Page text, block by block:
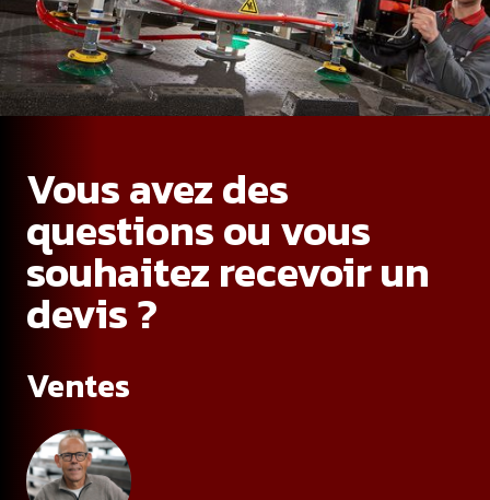
Vous avez des
questions ou vous
souhaitez recevoir un
devis ?
Ventes